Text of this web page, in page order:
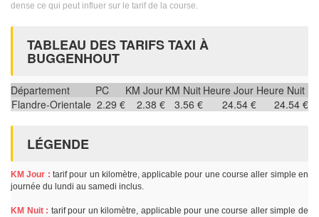
dense ce qui peut influer sur le tarif de la course.
TABLEAU DES TARIFS TAXI À
BUGGENHOUT
Département PC KM Jour KM Nuit Heure Jour Heure Nuit
Flandre-Orientale 2.29 € 2.38 € 3.56 € 24.54 € 24.54 €
LÉGENDE
KM Jour : tarif pour un kilomètre, applicable pour une course aller simple en
journée du lundi au samedi inclus.
KM Nuit : tarif pour un kilomètre, applicable pour une course aller simple de